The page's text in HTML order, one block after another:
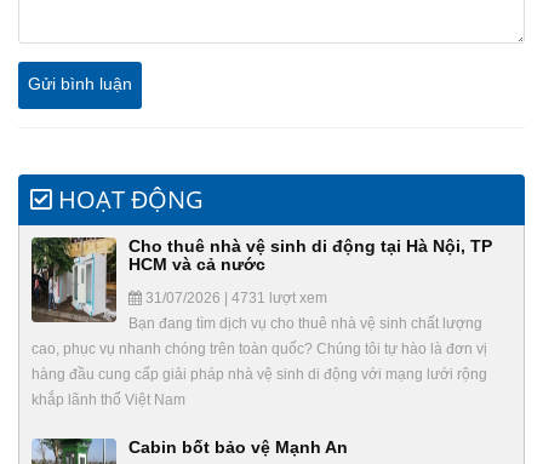
HOẠT ĐỘNG
Cho thuê nhà vệ sinh di động tại Hà Nội, TP
HCM và cả nước
31/07/2026 | 4731 lượt xem
Bạn đang tìm dịch vụ cho thuê nhà vệ sinh chất lượng
cao, phục vụ nhanh chóng trên toàn quốc? Chúng tôi tự hào là đơn vị
hàng đầu cung cấp giải pháp nhà vệ sinh di động với mạng lưới rộng
khắp lãnh thổ Việt Nam
Cabin bốt bảo vệ Mạnh An